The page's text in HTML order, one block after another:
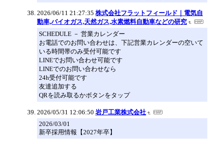
2026/06/11 21:27:35 株式会社フラットフィールド｜電気自
動車,バイオガス,天然ガス,水素燃料自動車などの研究
SCHEDULE － 営業カレンダー
お電話でのお問い合わせは、下記営業カレンダーの空いて
いる時間帯のみ受付可能です
LINEでお問い合わせ可能です
LINEでのお問い合わせなら
24h受付可能です
友達追加する
QRを読み取るかボタンをタップ
2026/05/31 12:06:50 岩戸工業株式会社
2026/03/01
新卒採用情報【2027年卒】